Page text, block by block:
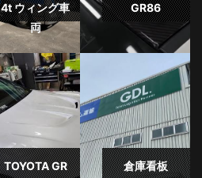
4t ウィング車
両
GR86
TOYOTA GR
倉庫看板